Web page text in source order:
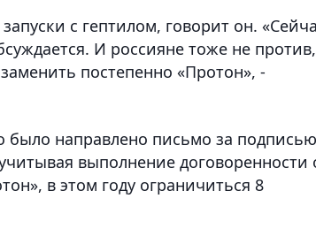
с гептилом, говорит он.
И россияне тоже не против,
постепенно «Протон», -
было направлено письмо за подписью
выполнение договоренности
в этом году ограничиться 8